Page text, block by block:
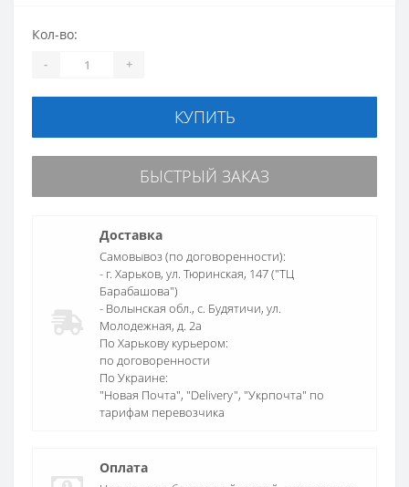
Кол-во:
- +
КУПИТЬ
БЫСТРЫЙ ЗАКАЗ
Доставка
Самовывоз (по договоренности):
- г. Харьков, ул. Тюринская, 147 ("ТЦ
Барабашова")
- Волынская обл., c. Будятичи, ул.
Молодежная, д. 2а
По Харькову курьером:
по договоренности
По Украине:
"Новая Почта", "Delivery", "Укрпочта" по
тарифам перевозчика
Оплата